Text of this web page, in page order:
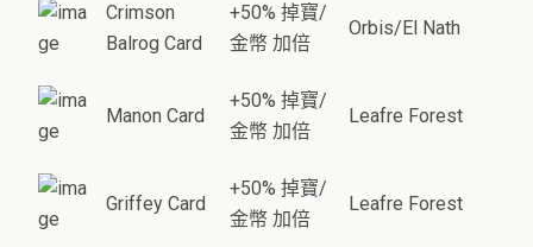
Crimson
Balrog Card
+50% 掉寶/
金幣 加倍
Orbis/El Nath
Manon Card
+50% 掉寶/
金幣 加倍
Leafre Forest
Griffey Card
+50% 掉寶/
金幣 加倍
Leafre Forest